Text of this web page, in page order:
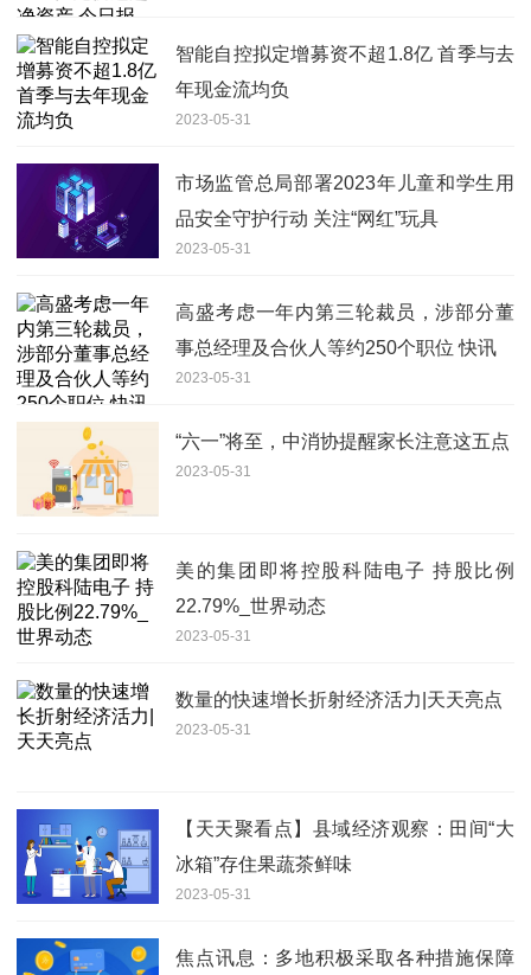
智能自控拟定增募资不超1.8亿 首季与去
年现金流均负
2023-05-31
市场监管总局部署2023年儿童和学生用
品安全守护行动 关注“网红”玩具
2023-05-31
高盛考虑一年内第三轮裁员，涉部分董
事总经理及合伙人等约250个职位 快讯
2023-05-31
“六一”将至，中消协提醒家长注意这五点
2023-05-31
美的集团即将控股科陆电子 持股比例
22.79%_世界动态
2023-05-31
数量的快速增长折射经济活力|天天亮点
2023-05-31
【天天聚看点】县域经济观察：田间“大
冰箱”存住果蔬茶鲜味
2023-05-31
焦点讯息：多地积极采取各种措施保障